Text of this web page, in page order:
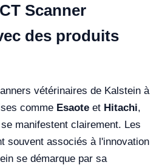
Scanner
des produits
vétérinaires de Kalstein à
comme Esaote et Hitachi,
manifestent clairement. Les
souvent associés à l'innovation
se démarque par sa